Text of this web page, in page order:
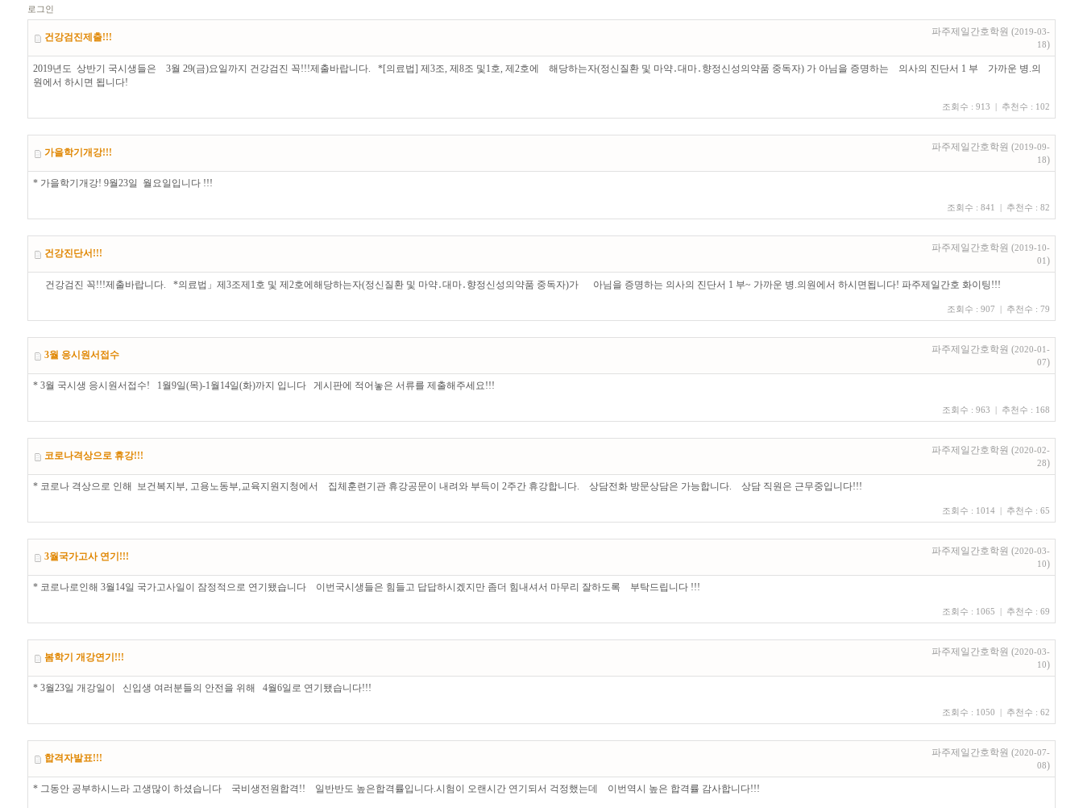
로그인
건강검진제출!!! 파주제일간호학원 (2019-03-
18)
2019년도 상반기 국시생들은 3월 29(금)요일까지 건강검진 꼭!!!제출바랍니다. *[의료법] 제3조, 제8조 및1호, 제2호에 해당하는자(정신질환 및 마약․대마․향정신성의약품 중독자) 가 아님을 증명하는 의사의 진단서 1 부 가까운 병.의
원에서 하시면 됩니다!
조회수 : 913 | 추천수 : 102
가을학기개강!!! 파주제일간호학원 (2019-09-
18)
* 가을학기개강! 9월23일 월요일입니다 !!!
조회수 : 841 | 추천수 : 82
건강진단서!!! 파주제일간호학원 (2019-10-
01 )
건강검진 꼭!!!제출바랍니다. *의료법」제3조제1호 및 제2호에해당하는자(정신질환 및 마약․대마․향정신성의약품 중독자)가 아님을 증명하는 의사의 진단서 1 부~ 가까운 병.의원에서 하시면됩니다! 파주제일간호 화이팅!!!
조회수 : 907 | 추천수 : 79
3월 응시원서접수 파주제일간호학원 (2020-01-
07)
* 3월 국시생 응시원서접수! 1월9일(목)-1월14일(화)까지 입니다 게시판에 적어놓은 서류를 제출해주세요!!!
조회수 : 963 | 추천수 : 168
코로나격상으로 휴강!!! 파주제일간호학원 (2020-02-
28)
* 코로나 격상으로 인해 보건복지부, 고용노동부,교육지원지청에서 집체훈련기관 휴강공문이 내려와 부득이 2주간 휴강합니다. 상담전화 방문상담은 가능합니다. 상담 직원은 근무중입니다!!!
조회수 : 1014 | 추천수 : 65
3월국가고사 연기!!! 파주제일간호학원 (2020-03-
10)
* 코로나로인해 3월14일 국가고사일이 잠정적으로 연기됐습니다 이번국시생들은 힘들고 답답하시겠지만 좀더 힘내셔서 마무리 잘하도록 부탁드립니다 !!!
조회수 : 1065 | 추천수 : 69
봄학기 개강연기!!! 파주제일간호학원 (2020-03-
10)
* 3월23일 개강일이 신입생 여러분들의 안전을 위해 4월6일로 연기됐습니다!!!
조회수 : 1050 | 추천수 : 62
합격자발표!!! 파주제일간호학원 (2020-07-
08)
* 그동안 공부하시느라 고생많이 하셨습니다 국비생전원합격!! 일반반도 높은합격률입니다.시험이 오랜시간 연기되서 걱정했는데 이번역시 높은 합격률 감사합니다!!!